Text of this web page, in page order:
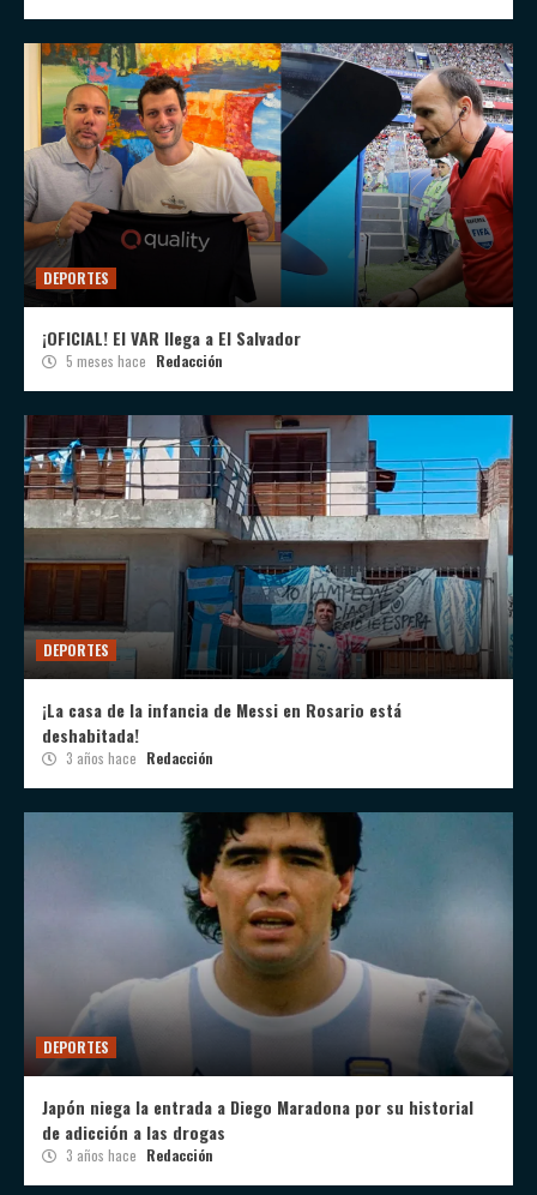
DEPORTES
¡OFICIAL! El VAR llega a El Salvador
5 meses hace Redacción
DEPORTES
¡La casa de la infancia de Messi en Rosario está
deshabitada!
3 años hace Redacción
DEPORTES
Japón niega la entrada a Diego Maradona por su historial
de adicción a las drogas
3 años hace Redacción